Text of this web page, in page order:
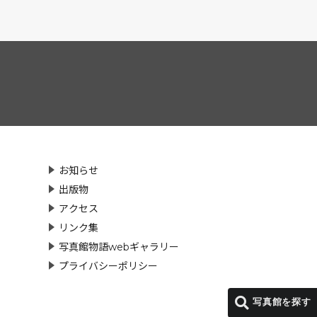
写真館を探す
お知らせ
出版物
アクセス
リンク集
写真館物語webギャラリー
プライバシーポリシー